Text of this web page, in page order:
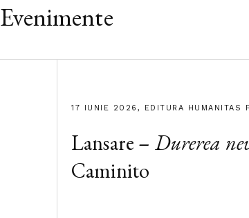
Evenimente
17 IUNIE 2026, EDITURA HUMANITAS
Lansare – Durerea
Caminito